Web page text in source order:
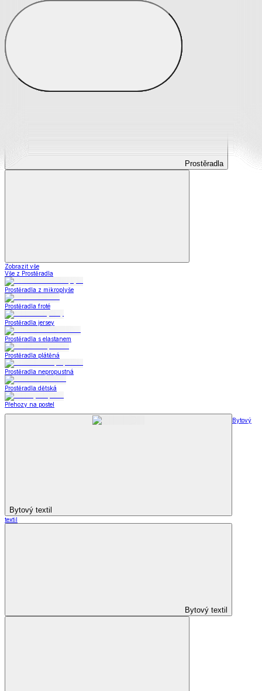
Prostěradla
Prostěradla
Zobrazit vše
Vše z Prostěradla
Prostěradla z mikroplyše
Prostěradla froté
Prostěradla jersey
Prostěradla s elastanem
Prostěradla plátěná
Prostěradla nepropustná
Prostěradla dětská
Přehozy na postel
Bytový textil
Bytový
textil
Bytový textil